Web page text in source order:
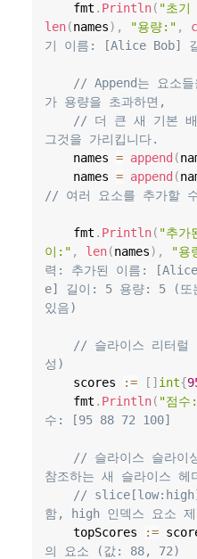
	fmt
. Println( "초
len(names) , "용량:" ,
기 이름: [Alice Bob]
// Append는 요소
가 용량을 초과하면,
// 더 큰 새 기본 배
그것을 가리킵니다.
	names
= append (
	names
= append (
// 여러 요소를 추가할
	fmt
. Println( "추가
이:" , len(names) , "용
력: 추가된 이름:
e] 길이: 5 용량: 5 (또
있음)
// 슬라이스 리터럴
성)
	scores
:= [ ] int{
	fmt
. Println( "점
수: [95 88 72 100]
// 슬라이스 슬라이
참조하는 새 슬라이스 헤
// slice[low:high]
함, high 인덱스 요소 제
	topScores
:=
의 요소 (값: 88, 72)